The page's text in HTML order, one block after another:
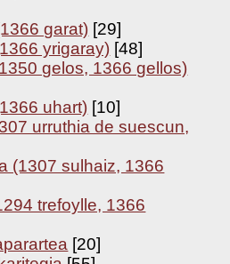
garat) [29]
yrigaray) [48]
gelos, 1366 gellos)
uhart) [10]
urruthia de suescun,
(1307 sulhaiz, 1366
trefoylle, 1366
[20]